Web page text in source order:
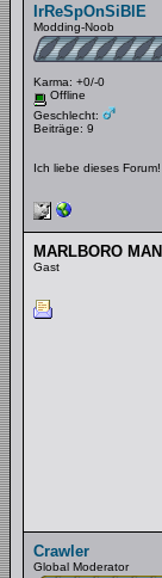
IrReSpOnSiBlE
Modding-Noob
Karma: +0/-0
Offline
Geschlecht:
Beiträge: 9
Ich liebe dieses Forum!
MARLBORO MAN
Gast
Crawler
Global Moderator